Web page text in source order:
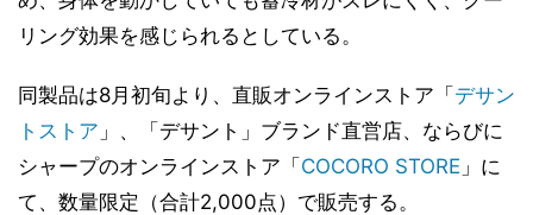
リング効果を感じられるとしている。
同製品は8月初旬より、直販オンラインストア「デサン
トストア 」、「デサント」ブランド直営店、ならびに
シャープのオンラインストア「COCORO STORE 」に
て、数量限定（合計2,000点）で販売する。